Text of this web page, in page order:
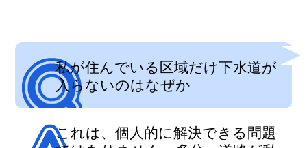
私が住んでいる区域だけ下水道が
入らないのはなぜか
これは、個人的に解決できる問題